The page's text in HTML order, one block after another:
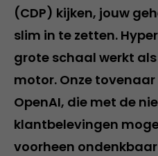
(CDP) kijken, jouw
slim in te zetten.
grote schaal werkt
motor. Onze
OpenAI, die met de
klantbelevingen
voorheen